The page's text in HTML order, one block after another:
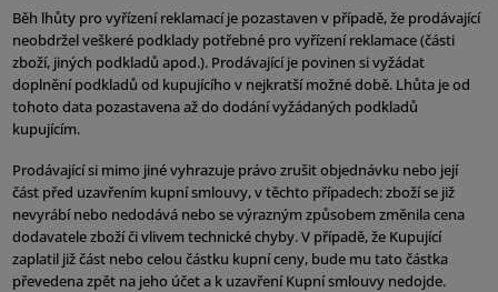
Běh lhůty pro vyřízení reklamací je pozastaven v případě, že prodávající
neobdržel veškeré podklady potřebné pro vyřízení reklamace (části
zboží, jiných podkladů apod.). Prodávající je povinen si vyžádat
doplnění podkladů od kupujícího v nejkratší možné době. Lhůta je od
tohoto data pozastavena až do dodání vyžádaných podkladů
kupujícím.
Prodávající si mimo jiné vyhrazuje právo zrušit objednávku nebo její
část před uzavřením kupní smlouvy, v těchto případech: zboží se již
nevyrábí nebo nedodává nebo se výrazným způsobem změnila cena
dodavatele zboží či vlivem technické chyby. V případě, že Kupující
zaplatil již část nebo celou částku kupní ceny, bude mu tato částka
převedena zpět na jeho účet a k uzavření Kupní smlouvy nedojde.